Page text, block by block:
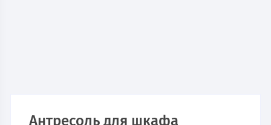
Антресоль для шкафа